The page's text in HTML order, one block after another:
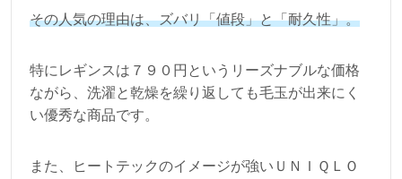
その人気の理由は、ズバリ「値段」と「耐久性」。
特にレギンスは７９０円というリーズナブルな価格
ながら、洗濯と乾燥を繰り返しても毛玉が出来にく
い優秀な商品です。
また、ヒートテックのイメージが強いＵＮＩＱＬＯ